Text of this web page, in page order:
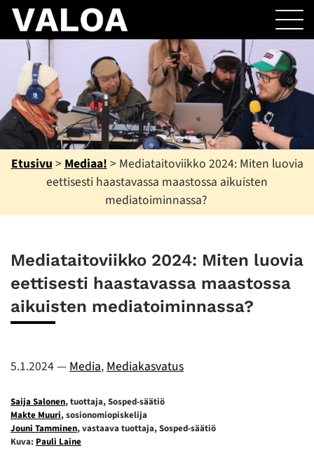
Etusivu > Mediaa! > Mediataitoviikko 2024: Miten luovia
eettisesti haastavassa maastossa aikuisten
mediatoiminnassa?
Mediataitoviikko 2024: Miten luovia
eettisesti haastavassa maastossa
aikuisten mediatoiminnassa?
5.1.2024— Media, Mediakasvatus
Saija Salonen, tuottaja, Sosped-säätiö
Makte Muuri, sosionomiopiskelija
Jouni Tamminen, vastaava tuottaja, Sosped-säätiö
Kuva: Pauli Laine